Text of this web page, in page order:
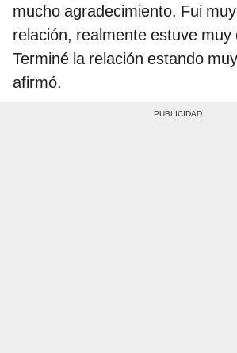
mucho agradecimiento. Fui
relación, realmente estuve muy
Terminé la relación estando
afirmó.